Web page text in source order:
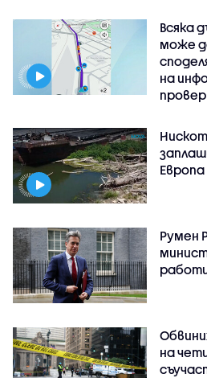
Всяка
може
на
Европа
Румен
на